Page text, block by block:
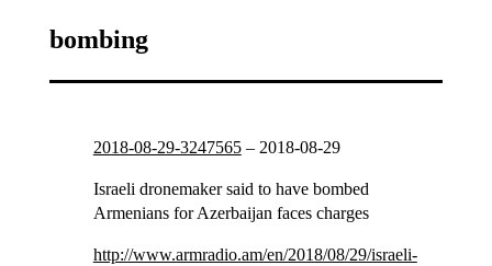
bombing
2018-08-29-3247565– 2018-08-29
Israeli dronemaker said to have bombed
Armenians for Azerbaijan faces charges
http://www.armradio.am/en/2018/08/29/israeli-